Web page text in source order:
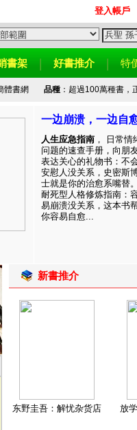
登入帳戶
書架 好書推介 特
體書網 品種：超過100萬種書，
一边崩溃，一边自
人生应急指南 ， 日常情
问题的速查手册，向朋
表达关心的礼物书：不
安慰人没关系，史密斯
士就是你的治愈系嘴替
耐死型人格修炼指南：
易崩溃没关系，这本书
你容易自愈...
新書推介
东野圭吾：解忧杂货店 放